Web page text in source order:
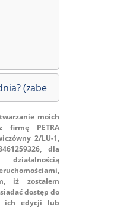
moich
firmę PETRA
2/LU-1,
dla
iż zostałem
dostęp do
ich edycji lub